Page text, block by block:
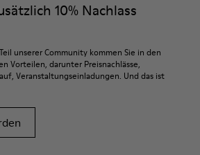
10% Nachlass
unserer Community kommen Sie in den
Vorteilen, darunter Preisnachlässe,
Veranstaltungseinladungen. Und das ist